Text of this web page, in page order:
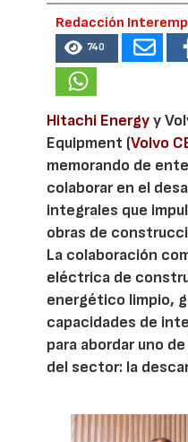
Redacción
740
Hitachi Energyy
Equipment (Volvo
memorando de
colaborar en el
integrales que
obras de
La colaboración
eléctrica de
energético limpio,
capacidades de
para abordar uno
del sector: la